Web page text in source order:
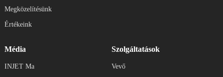
Megközelítésünk
Értékeink
Média
INJET Ma
Szolgáltatások
Vevő